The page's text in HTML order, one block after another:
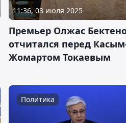
11:36, 03 июля 2025
Премьер Олжас
отчитался перед
Жомартом Токаевым
Политика